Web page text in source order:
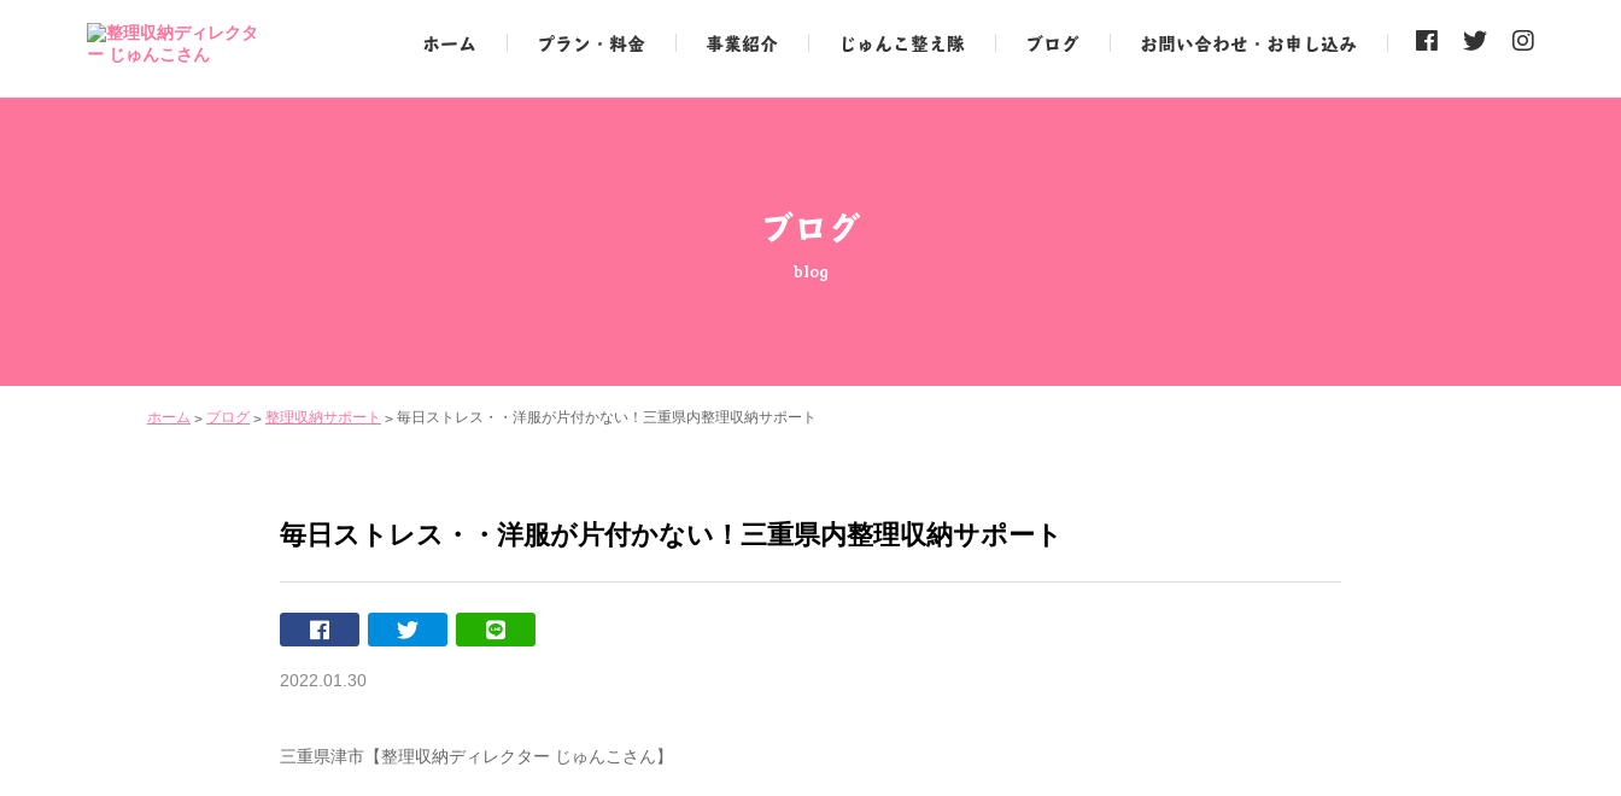
ホーム プラン・料金 事業紹介 じゅんこ整え隊 ブログ お問い合わせ・お申し込み
ブログ
blog
ホーム > ブログ > 整理収納サポート > 毎日ストレス・・洋服が片付かない！三重県内整理収納サポート
毎日ストレス・・洋服が片付かない！三重県内整理収納サポート
2022.01.30
三重県津市【整理収納ディレクター じゅんこさん】